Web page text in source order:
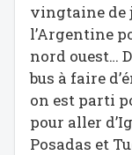
vingtaine de
l’Argentine
nord ouest…
bus à faire
on est parti
pour aller
Posadas et